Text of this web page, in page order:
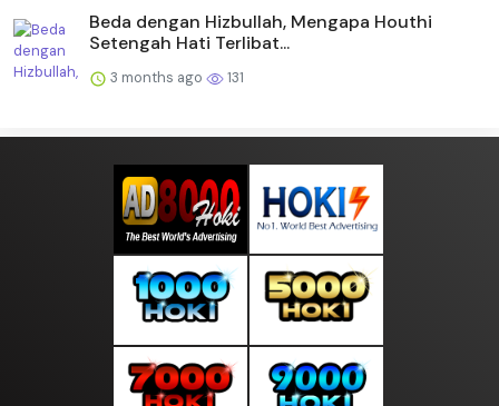
Beda dengan Hizbullah, Mengapa Houthi
Setengah Hati Terlibat...
3 months ago 131